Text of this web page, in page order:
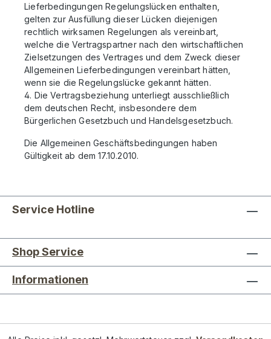
Lieferbedingungen Regelungslücken enthalten,
gelten zur Ausfüllung dieser Lücken diejenigen
rechtlich wirksamen Regelungen als vereinbart,
welche die Vertragspartner nach den wirtschaftlichen
Zielsetzungen des Vertrages und dem Zweck dieser
Allgemeinen Lieferbedingungen vereinbart hätten,
wenn sie die Regelungslücke gekannt hätten.
4. Die Vertragsbeziehung unterliegt ausschließlich
dem deutschen Recht, insbesondere dem
Bürgerlichen Gesetzbuch und Handelsgesetzbuch.
Die Allgemeinen Geschäftsbedingungen haben
Gültigkeit ab dem 17.10.2010.
Service Hotline
Shop Service
Informationen